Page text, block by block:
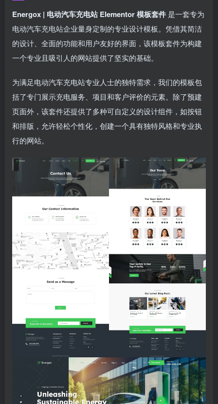
Energox | 电动汽车充电站 Elementor 模板套件 是一套专为
电动汽车充电站企业量身定制的专业设计模板。凭借其简洁
的设计、全面的功能和用户友好的界面，该模板套件为构建
一个专业且吸引人的网站提供了坚实的基础。
为满足电动汽车充电站专业人士的独特需求，我们的模板包
括了专门展示充电服务、项目和客户评价的元素。除了预建
页面外，该套件还提供了多种可自定义的设计组件，如按钮
和排版，允许轻松个性化，创建一个具有独特风格和专业执
行的网站。